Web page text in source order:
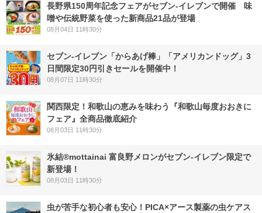
長野県150周年記念フェアがセブン-イレブンで開催 味
噌や伝統野菜を使った新商品21品が登場
08月04日 11時30分
セブン‐イレブン「からあげ棒」「アメリカンドッグ」3
日間限定30円引きセールを開催中！
08月07日 11時30分
関西限定！和歌山の恵みを味わう『和歌山毎度おおきに
フェア』全商品徹底紹介
08月03日 11時30分
氷結®mottainai 富良野メロンがセブン‐イレブン限定で
新登場！
08月03日 11時30分
虫が苦手な初心者も安心！PICA×アース製薬の虫ケアス